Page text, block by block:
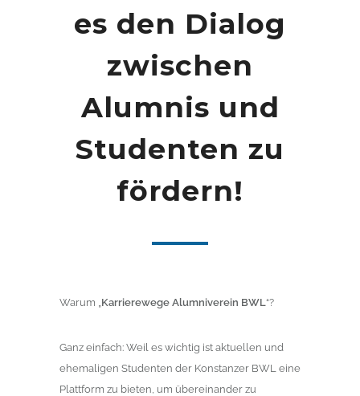
es den Dialog
zwischen
Alumnis und
Studenten zu
fördern!
Warum „ Karrierewege Alumniverein BWL“?
Ganz einfach: Weil es wichtig ist aktuellen und
ehemaligen Studenten der Konstanzer BWL eine
Plattform zu bieten, um übereinander zu